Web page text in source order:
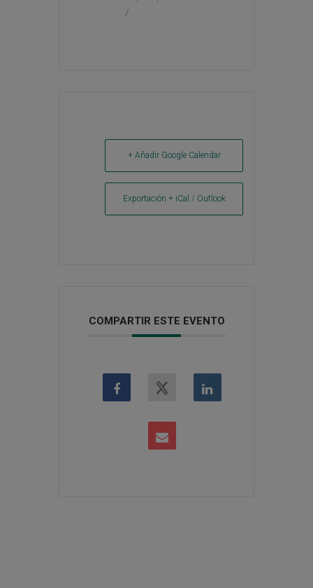
/
+ Añadir Google Calendar
Exportación + iCal / Outlook
COMPARTIR ESTE EVENTO